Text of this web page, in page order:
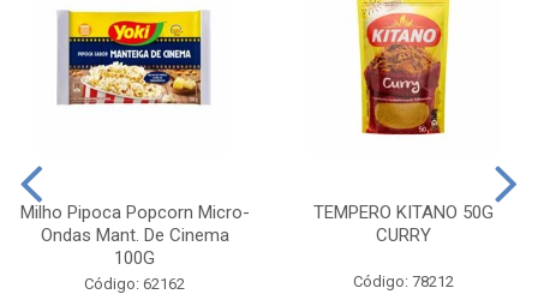
Milho Pipoca Popcorn Micro-
Ondas Mant. De Cinema
100G
Código: 62162
TEMPERO KITANO 50G
CURRY
Código: 78212